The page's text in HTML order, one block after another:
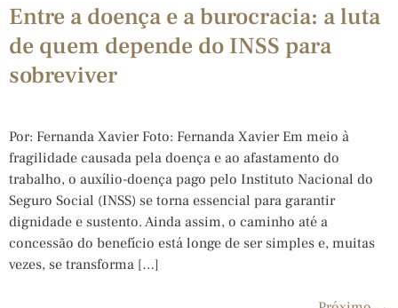
Entre a doença e a burocracia: a luta
de quem depende do INSS para
sobreviver
Por: Fernanda Xavier Foto: Fernanda Xavier Em meio à
fragilidade causada pela doença e ao afastamento do
trabalho, o auxílio-doença pago pelo Instituto Nacional do
Seguro Social (INSS) se torna essencial para garantir
dignidade e sustento. Ainda assim, o caminho até a
concessão do benefício está longe de ser simples e, muitas
vezes, se transforma […]